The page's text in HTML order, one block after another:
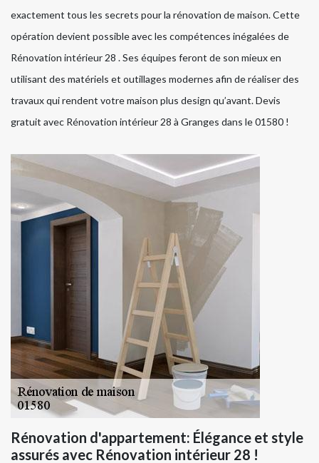
exactement tous les secrets pour la rénovation de maison. Cette
opération devient possible avec les compétences inégalées de
Rénovation intérieur 28 . Ses équipes feront de son mieux en
utilisant des matériels et outillages modernes afin de réaliser des
travaux qui rendent votre maison plus design qu’avant. Devis
gratuit avec Rénovation intérieur 28 à Granges dans le 01580 !
Rénovation d'appartement: Élégance et style
assurés avec Rénovation intérieur 28 !